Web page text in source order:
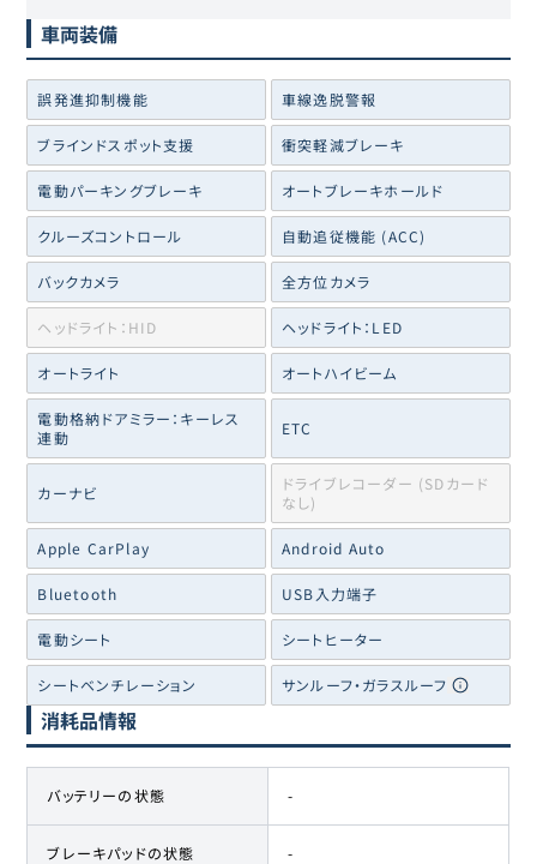
車両装備
誤発進抑制機能 車線逸脱警報
ブラインドスポット支援 衝突軽減ブレーキ
電動パーキングブレーキ オートブレーキホールド
クルーズコントロール 自動追従機能 (ACC)
バックカメラ 全方位カメラ
ヘッドライト：HID ヘッドライト：LED
オートライト オートハイビーム
電動格納ドアミラー：キーレス
連動
ETC
カーナビ
ドライブレコーダー (SDカード
なし)
Apple CarPlay Android Auto
Bluetooth USB入力端子
電動シート シートヒーター
シートベンチレーション サンルーフ・ガラスルーフ
消耗品情報
バッテリーの状態 -
ブレーキパッドの状態 -